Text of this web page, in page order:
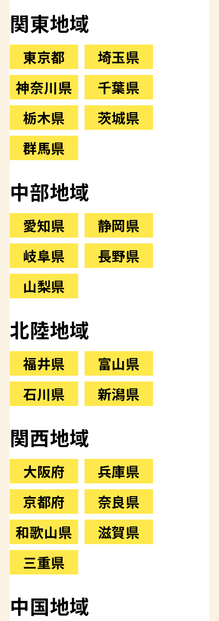
関東地域
東京都
埼玉県
神奈川県
千葉県
栃木県
茨城県
群馬県
中部地域
愛知県
静岡県
岐阜県
長野県
山梨県
北陸地域
福井県
富山県
石川県
新潟県
関西地域
大阪府
兵庫県
京都府
奈良県
和歌山県
滋賀県
三重県
中国地域